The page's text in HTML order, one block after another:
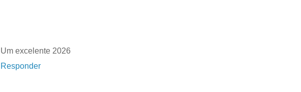
Um excelente 2026
Responder